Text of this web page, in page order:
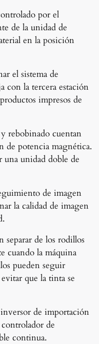
por el
de la unidad de
en la posición
el sistema de
con la tercera estación
impresos de
rebobinado cuentan
de potencia magnética.
una unidad doble de
de imagen
la calidad de imagen
separar de los rodillos
cuando la máquina
pueden seguir
que la tinta se
de importación
de
continua.